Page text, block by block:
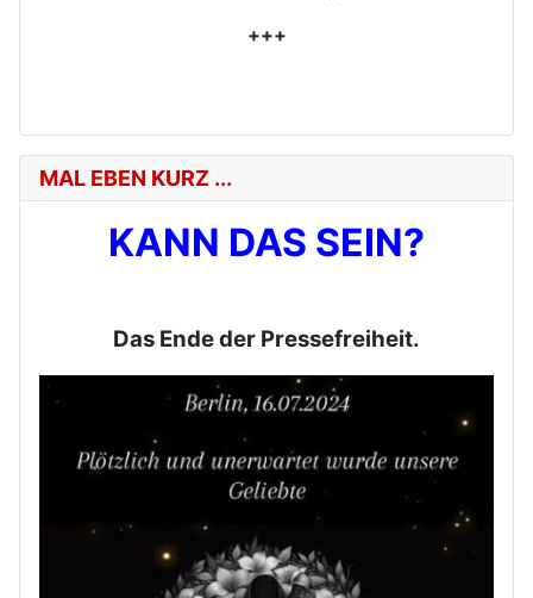
+++
MAL EBEN KURZ ...
KANN DAS SEIN?
Das Ende der Pressefreiheit.